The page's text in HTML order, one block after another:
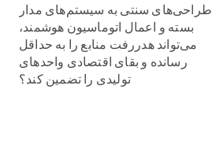
طراحی‌های سنتی به سیستم‌های مدار
بسته و اعمال اتوماسیون هوشمند،
می‌تواند هدررفت منابع را به حداقل
رسانده و بقای اقتصادی واحدهای
تولیدی را تضمین کند؟